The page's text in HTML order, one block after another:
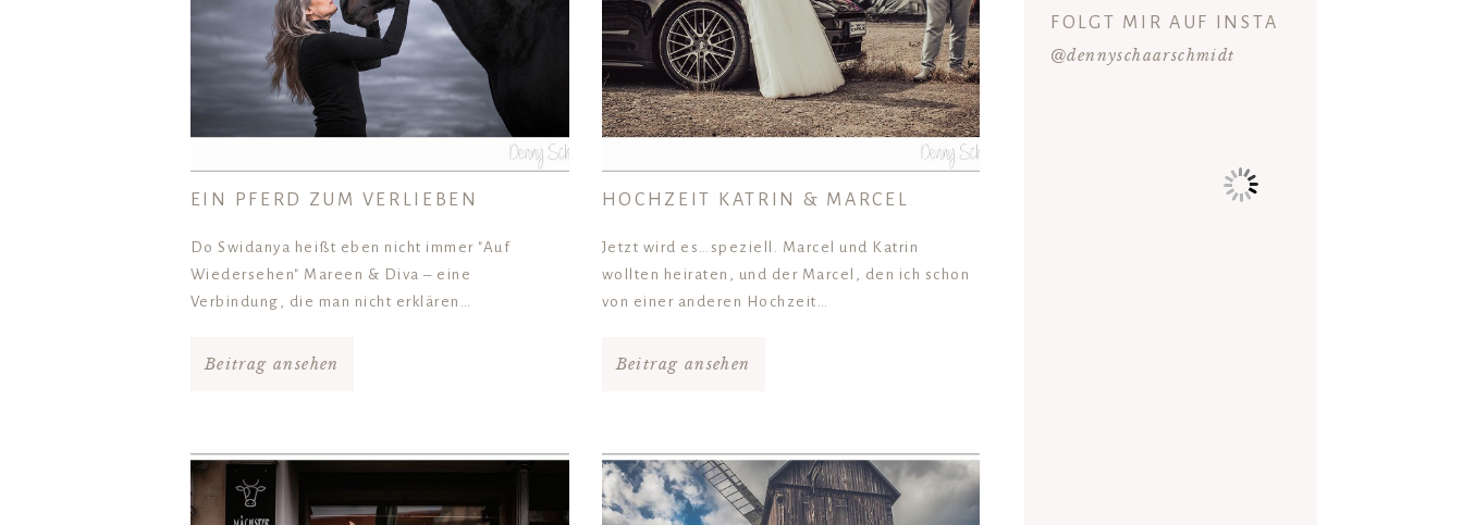
EIN PFERD ZUM VERLIEBEN
Do Swidanya heißt eben nicht immer "Auf
Wiedersehen" Mareen & Diva – eine
Verbindung, die man nicht erklären…
Beitrag ansehen
HOCHZEIT KATRIN & MARCEL
Jetzt wird es…speziell. Marcel und Katrin
wollten heiraten, und der Marcel, den ich schon
von einer anderen Hochzeit…
Beitrag ansehen
FOLGT MIR AUF INSTA
@dennyschaarschmidt